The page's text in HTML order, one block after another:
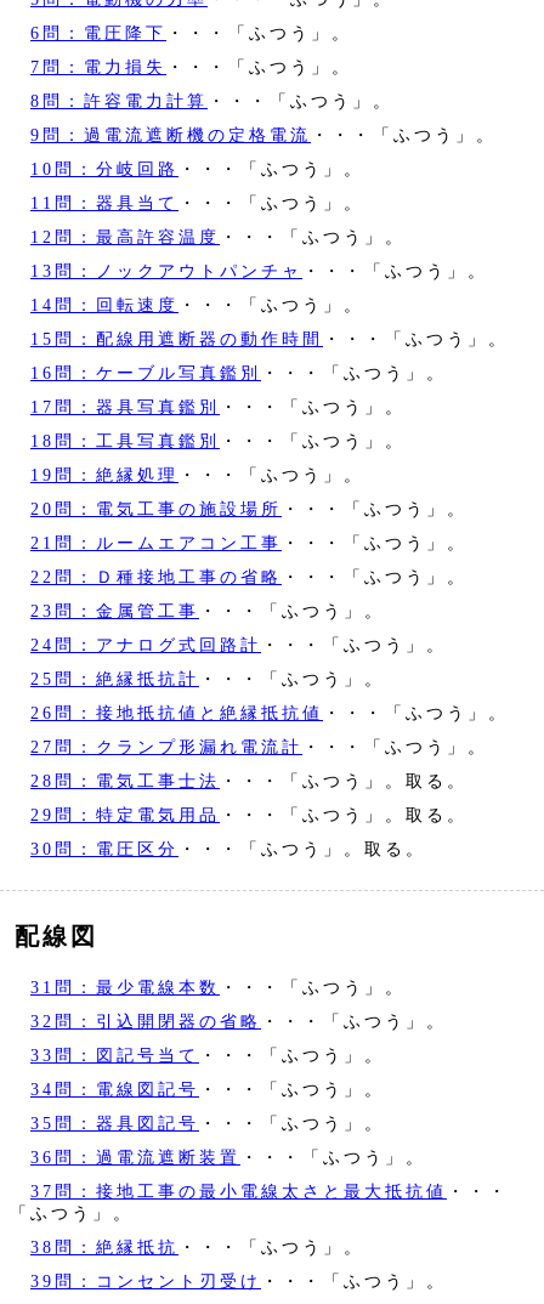
6問：電圧降下 ・・・「ふつう」。
7問：電力損失
・・・「ふつう」。
8問：許容電力計算 ・・・「ふつう」。
9問：過電流遮断機の定格電流 ・・・「ふつう」。
10問：分岐回路
・・・「ふつう」。
11問：器具当て
・・・「ふつう」。
12問：最高許容温度 ・・・「ふつう」。
13問：ノックアウトパンチャ
・・・「ふつう」。
14問：回転速度 ・・・「ふつう」。
15問：配線用遮断器の動作時間
・・・「ふつう」。
16問：ケーブル写真鑑別
・・・「ふつう」。
17問：器具写真鑑別
・・・「ふつう」。
18問：工具写真鑑別
・・・「ふつう」。
19問：絶縁処理
・・・「ふつう」。
20問：電気工事の施設場所 ・・・「ふつう」。
21問：ルームエアコン工事 ・・・「ふつう」。
22問：Ｄ種接地工事の省略 ・・・「ふつう」。
23問：金属管工事 ・・・「ふつう」。
24問：アナログ式回路計 ・・・「ふつう」。
25問：絶縁抵抗計 ・・・「ふつう」。
26問：接地抵抗値と絶縁抵抗値
・・・「ふつう」。
27問：クランプ形漏れ電流計 ・・・「ふつう」。
28問：電気工事士法 ・・・「ふつう」。取る。
29問：特定電気用品
・・・「ふつう」。取る。
30問：電圧区分 ・・・「ふつう」。取る。
配線図
31問：最少電線本数
・・・「ふつう」。
32問：引込開閉器の省略 ・・・「ふつう」。
33問：図記号当て
・・・「ふつう」。
34問：電線図記号 ・・・「ふつう」。
35問：器具図記号 ・・・「ふつう」。
36問：過電流遮断装置 ・・・「ふつう」。
37問：接地工事の最小電線太さと最大抵抗値
・・・
「ふつう」。
38問：絶縁抵抗 ・・・「ふつう」。
39問：コンセント刃受け
・・・「ふつう」。